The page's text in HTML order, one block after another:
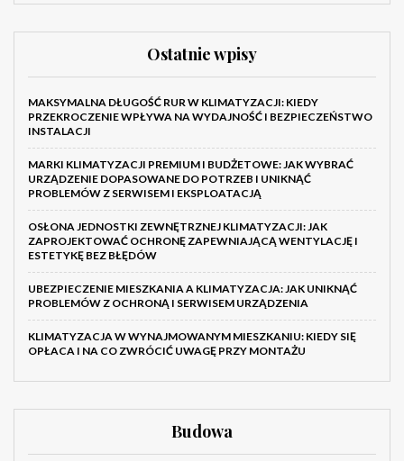
Ostatnie wpisy
MAKSYMALNA DŁUGOŚĆ RUR W KLIMATYZACJI: KIEDY
PRZEKROCZENIE WPŁYWA NA WYDAJNOŚĆ I BEZPIECZEŃSTWO
INSTALACJI
MARKI KLIMATYZACJI PREMIUM I BUDŻETOWE: JAK WYBRAĆ
URZĄDZENIE DOPASOWANE DO POTRZEB I UNIKNĄĆ
PROBLEMÓW Z SERWISEM I EKSPLOATACJĄ
OSŁONA JEDNOSTKI ZEWNĘTRZNEJ KLIMATYZACJI: JAK
ZAPROJEKTOWAĆ OCHRONĘ ZAPEWNIAJĄCĄ WENTYLACJĘ I
ESTETYKĘ BEZ BŁĘDÓW
UBEZPIECZENIE MIESZKANIA A KLIMATYZACJA: JAK UNIKNĄĆ
PROBLEMÓW Z OCHRONĄ I SERWISEM URZĄDZENIA
KLIMATYZACJA W WYNAJMOWANYM MIESZKANIU: KIEDY SIĘ
OPŁACA I NA CO ZWRÓCIĆ UWAGĘ PRZY MONTAŻU
Budowa